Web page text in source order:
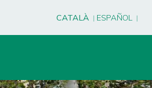
CATALÀ ESPAÑOL